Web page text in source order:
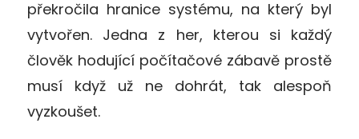
překročila hranice systému, na který byl
vytvořen. Jedna z her, kterou si každý
člověk hodující počítačové zábavě prostě
musí když už ne dohrát, tak alespoň
vyzkoušet.